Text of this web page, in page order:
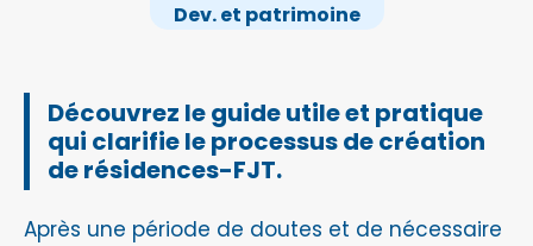
Dev. et patrimoine
Découvrez le guide utile et pratique
qui clarifie le processus de création
de résidences-FJT.
Après une période de doutes et de nécessaire